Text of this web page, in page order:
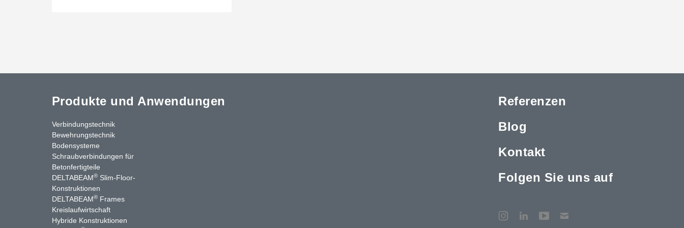
Produkte und Anwendungen
Verbindungstechnik
Bewehrungstechnik
Bodensysteme
Schraubverbindungen für
Betonfertigteile
DELTABEAM® Slim-Floor-
Konstruktionen
DELTABEAM® Frames
Kreislaufwirtschaft
Hybride Konstruktionen
Referenzen
Blog
Kontakt
Folgen Sie uns auf
YouTubeKontakt